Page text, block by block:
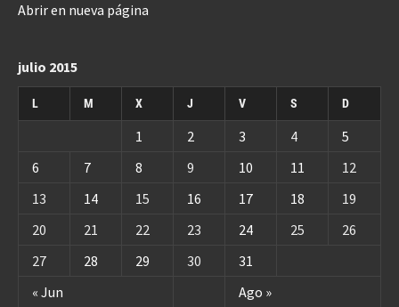
Abrir en nueva página
julio 2015
L M X J V S D
« Jun Ago »
1 2 3 4
5
6
7 8 9 10 11
12
13
14 15 16 17 18
19
20
21 22 23 24 25
26
27
28 29 30 31